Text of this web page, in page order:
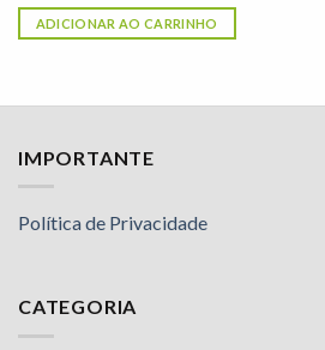
ADICIONAR AO CARRINHO
IMPORTANTE
Política de Privacidade
CATEGORIA